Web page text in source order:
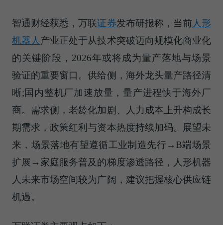
智通财经获悉，万联证券发布研报称，当前 人形
机器人 产业正处于从技术突破迈向规模化商业化
的关键阶段，2026年或将成为量产落地与场景
验证的重要窗口。供给侧，海外龙头量产路径清
晰;国内整机厂加速放量，量产进程快于海外厂
商。需求侧，老龄化加剧、人力成本上升构成长
期需求，政策红利与资本热度持续加码。展望未
来，场景落地有望遵循工业制造先行→B端场景
扩展→家庭服务普及的梯度渗透路径，人形机器
人未来市场空间较为广阔，建议把握核心供应链
机遇。